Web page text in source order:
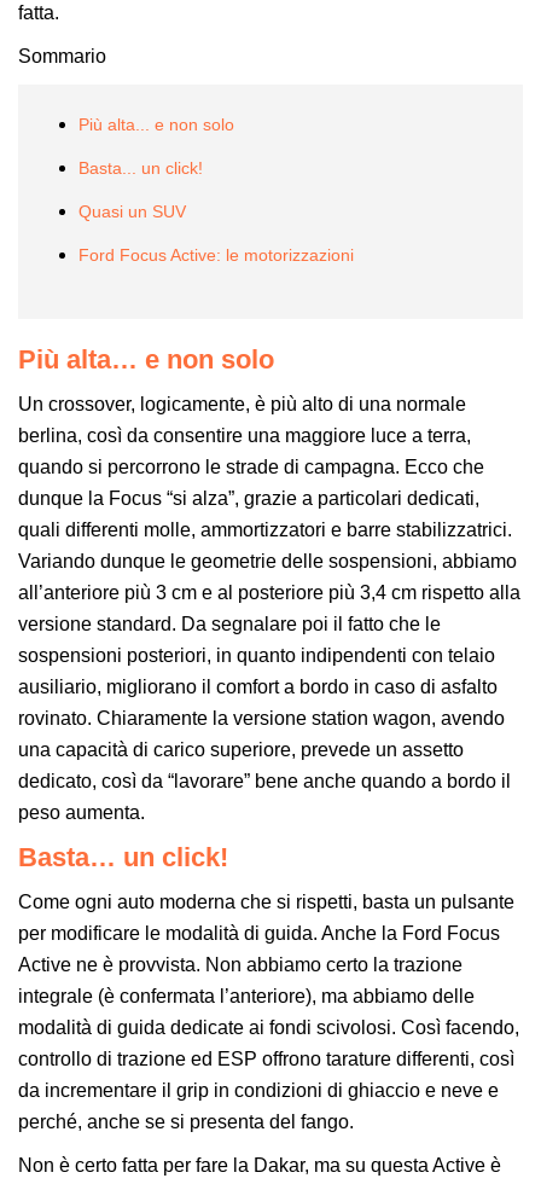
fatta.
Sommario
Più alta... e non solo
Basta... un click!
Quasi un SUV
Ford Focus Active: le motorizzazioni
Più alta… e non solo
Un crossover, logicamente, è più alto di una normale
berlina, così da consentire una maggiore luce a terra,
quando si percorrono le strade di campagna. Ecco che
dunque la Focus “si alza”, grazie a particolari dedicati,
quali differenti molle, ammortizzatori e barre stabilizzatrici.
Variando dunque le geometrie delle sospensioni, abbiamo
all’anteriore più 3 cm e al posteriore più 3,4 cm rispetto alla
versione standard. Da segnalare poi il fatto che le
sospensioni posteriori, in quanto indipendenti con telaio
ausiliario, migliorano il comfort a bordo in caso di asfalto
rovinato. Chiaramente la versione station wagon, avendo
una capacità di carico superiore, prevede un assetto
dedicato, così da “lavorare” bene anche quando a bordo il
peso aumenta.
Basta… un click!
Come ogni auto moderna che si rispetti, basta un pulsante
per modificare le modalità di guida. Anche la Ford Focus
Active ne è provvista. Non abbiamo certo la trazione
integrale (è confermata l’anteriore), ma abbiamo delle
modalità di guida dedicate ai fondi scivolosi. Così facendo,
controllo di trazione ed ESP offrono tarature differenti, così
da incrementare il grip in condizioni di ghiaccio e neve e
perché, anche se si presenta del fango.
Non è certo fatta per fare la Dakar, ma su questa Active è